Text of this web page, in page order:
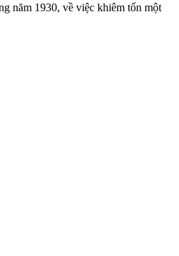
năm 1930, về việc khiêm tốn một